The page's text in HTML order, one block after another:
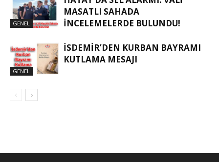
GENEL
MASATLI SAHADA
İNCELEMELERDE BULUNDU!
GENEL
İSDEMIR’DEN KURBAN BAYRAMI
KUTLAMA MESAJI